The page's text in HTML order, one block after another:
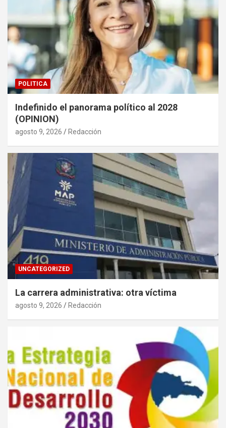
POLITICA
Indefinido el panorama político al 2028
(OPINION)
agosto 9, 2026 Redacción
UNCATEGORIZED
La carrera administrativa: otra víctima
agosto 9, 2026 Redacción